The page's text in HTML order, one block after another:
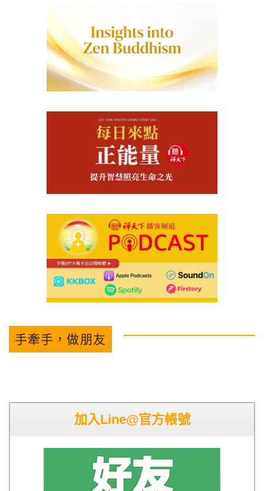
手牽手，做朋友
加入Line@官方帳號